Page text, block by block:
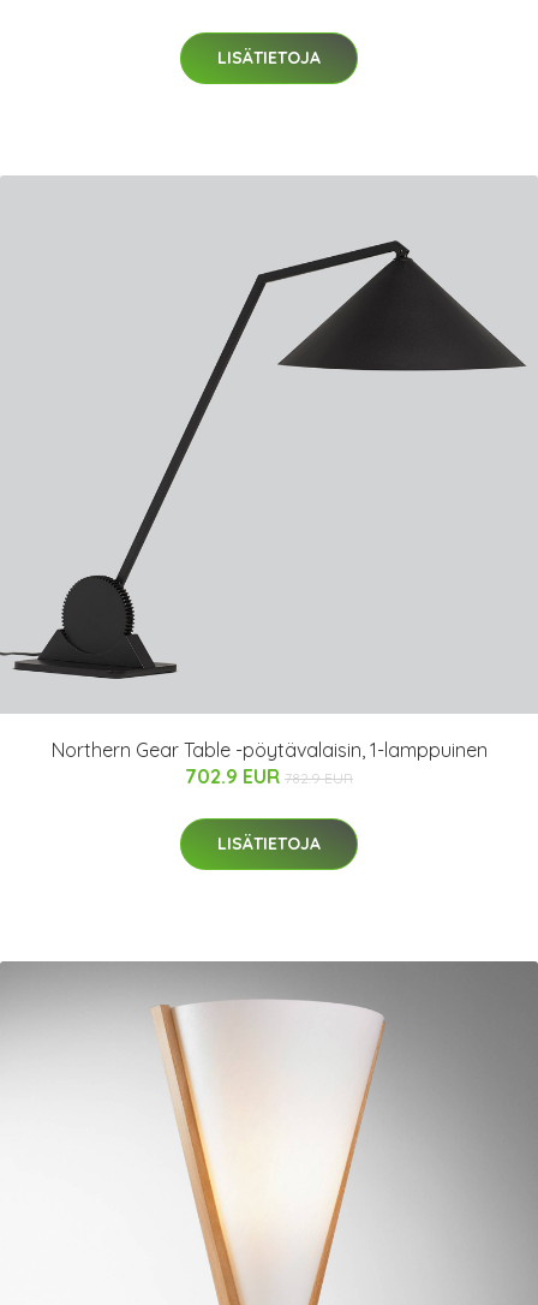
LISÄTIETOJA
Northern Gear Table -pöytävalaisin, 1-lamppuinen
702.9 EUR 782.9 EUR
LISÄTIETOJA